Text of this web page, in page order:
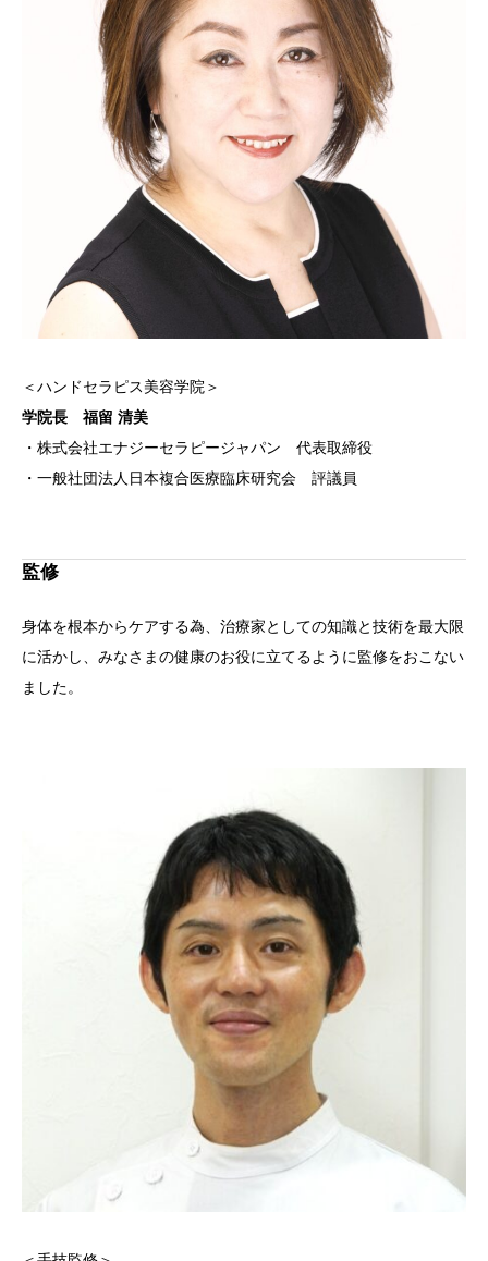
＜ハンドセラピス美容学院＞
学院長 福留 清美
・株式会社エナジーセラピージャパン 代表取締役
・一般社団法人日本複合医療臨床研究会 評議員
監修
身体を根本からケアする為、治療家としての知識と技術を最大限
に活かし、みなさまの健康のお役に立てるように監修をおこない
ました。